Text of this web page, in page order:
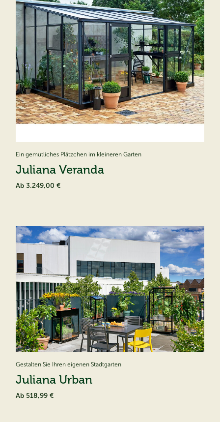
Ein gemütliches Plätzchen im kleineren Garten
Juliana Veranda
Ab 3.249,00 €
Gestalten Sie Ihren eigenen Stadtgarten
Juliana Urban
Ab 518,99 €